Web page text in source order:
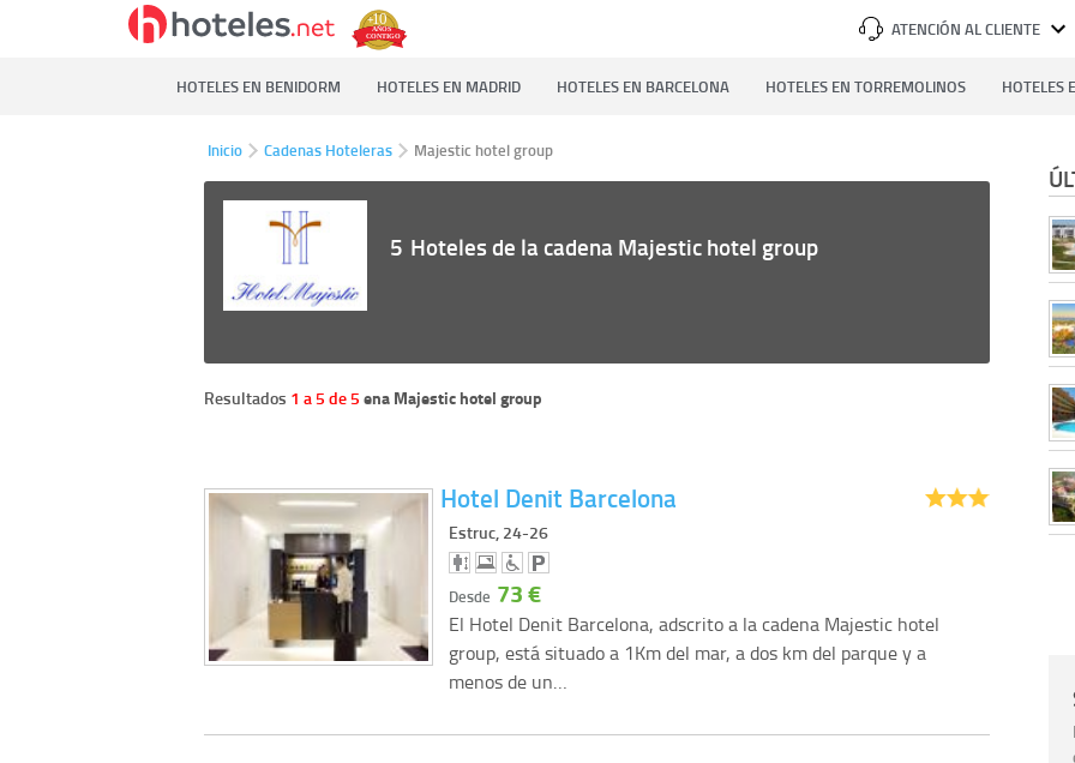
ATENCIÓN AL CLIENTE
HOTELES EN BENIDORM HOTELES EN MADRID HOTELES EN BARCELONA HOTELES EN TORREMOLINOS HOTELES
Inicio Cadenas Hoteleras Majestic hotel group
5 Hoteles de la cadena Majestic hotel group
Resultados 1 a 5 de 5ena Majestic hotel group
Hotel Denit Barcelona
Estruc, 24-26
Desde 73 €
El Hotel Denit Barcelona, adscrito a la cadena Majestic hotel
group, está situado a 1Km del mar, a dos km del parque y a
menos de un…